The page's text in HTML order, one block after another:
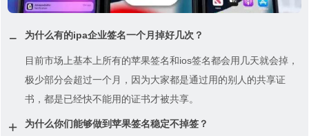
为什么有的ipa企业签名一个月掉好几次？
目前市场上基本上所有的苹果签名和ios签名都会用几天就会掉，
极少部分会超过一个月，因为大家都是通过用的别人的共享证
书，都是已经快不能用的证书才被共享。
为什么你们能够做到苹果签名稳定不掉签？